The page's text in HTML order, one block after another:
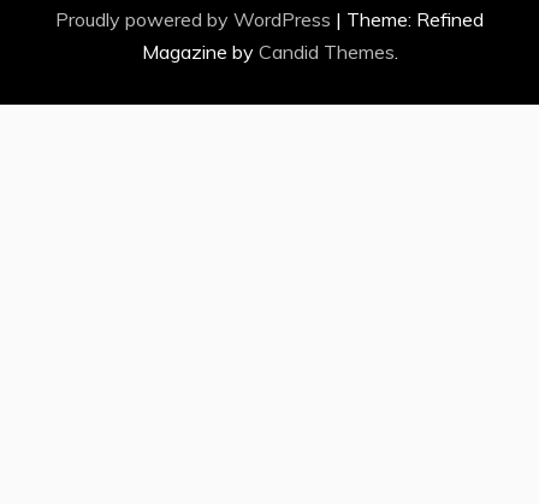
Proudly powered by WordPress | Theme: Refined
Magazine by Candid Themes